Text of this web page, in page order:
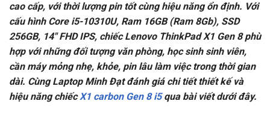
cao cấp, với thời lượng pin tốt cùng hiệu năng ổn định. Với
cấu hình Core i5-10310U, Ram 16GB (Ram 8Gb), SSD
256GB, 14″ FHD IPS, chiếc Lenovo ThinkPad X1 Gen 8 phù
hợp với những đối tượng văn phòng, học sinh sinh viên,
cần máy mỏng nhẹ, khỏe, pin lâu làm việc trong thời gian
dài. Cùng Laptop Minh Đạt đánh giá chi tiết thiết kế và
hiệu năng chiếcX1 carbon Gen 8 i5qua bài viết dưới đây.